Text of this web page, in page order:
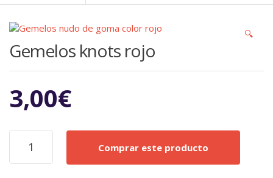
🔍
Gemelos knots rojo
3,00€
Gemelos
knots
rojo
Comprar este producto